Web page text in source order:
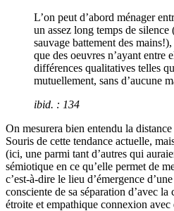
L’on peut d’abord ménager
un assez long temps de silence
sauvage battement des
que des oeuvres n’ayant entre
différences qualitatives telles
mutuellement, sans d’aucune
ibid. : 134
On mesurera bien entendu la
Souris de cette tendance actuelle,
(ici, une parmi tant d’autres qui
sémiotique en ce qu’elle permet de
c’est-à-dire le lieu d’émergence
consciente de sa séparation d’avec
étroite et empathique connexion avec